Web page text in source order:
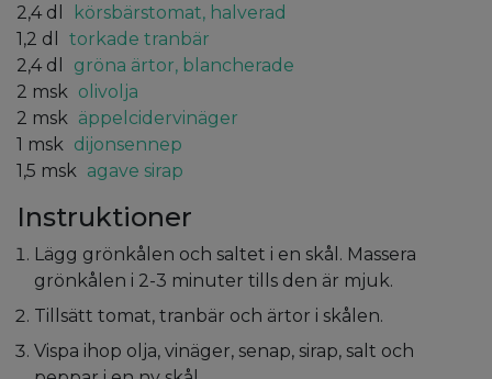
2,4 dl
körsbärstomat, halverad
1,2 dl
torkade tranbär
2,4 dl
gröna ärtor, blancherade
2 msk olivolja
2 msk äppelcidervinäger
1 msk dijonsennep
1,5 msk agave sirap
Instruktioner
Lägg grönkålen och saltet i en skål. Massera
grönkålen i 2-3 minuter tills den är mjuk.
Tillsätt tomat, tranbär och ärtor i skålen.
Vispa ihop olja, vinäger, senap, sirap, salt och